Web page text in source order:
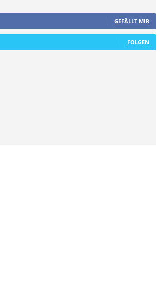
GEFÄLLT MIR
FOLGEN